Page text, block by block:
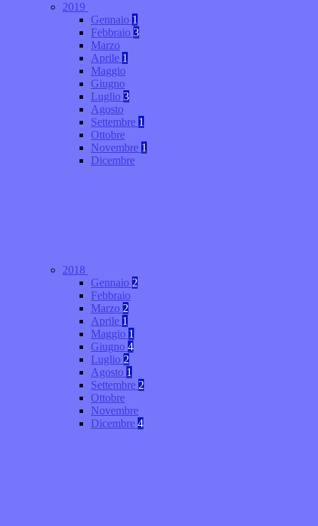
2019
Gennaio 1
Febbraio 3
Marzo
Aprile 1
Maggio
Giugno
Luglio 3
Agosto
Settembre 1
Ottobre
Novembre 1
Dicembre
2018
Gennaio 2
Febbraio
Marzo 2
Aprile 1
Maggio 1
Giugno 4
Luglio 2
Agosto 1
Settembre 2
Ottobre
Novembre
Dicembre 4